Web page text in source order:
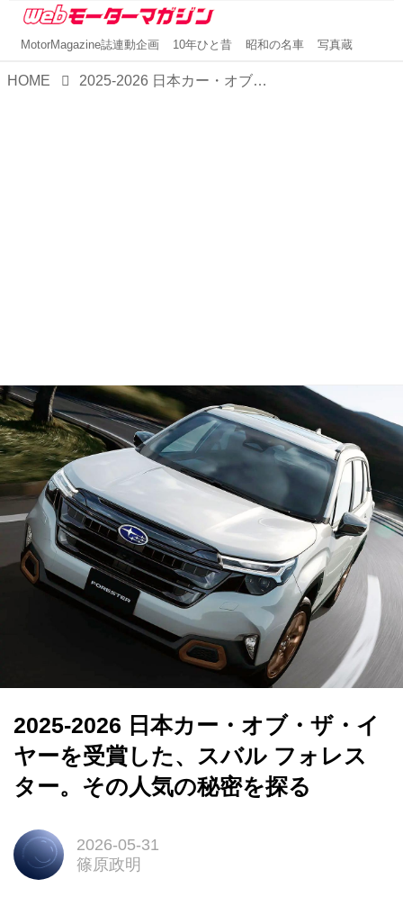
MotorMagazine誌連動企画 10年ひと昔 昭和の名車 写真蔵
HOME 2025-2026 日本カー・オブ・ザ・イヤーを受賞した、スバル フォレスター。その人気の秘密を探る
2025-2026 日本カー・オブ・ザ・イ
ヤーを受賞した、スバル フォレス
ター。その人気の秘密を探る
2026-05-31
篠原政明